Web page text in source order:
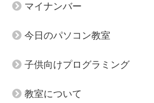
マイナンバー
今日のパソコン教室
子供向けプログラミング
教室について